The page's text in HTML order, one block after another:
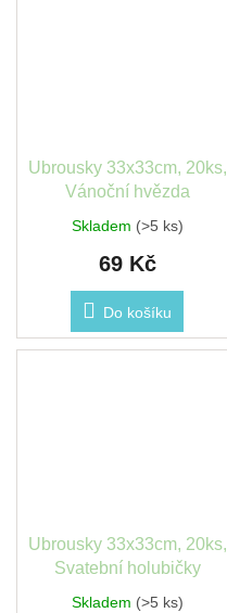
Ubrousky 33x33cm, 20ks,
Vánoční hvězda
Skladem (>5 ks)
69 Kč
Do košíku
Ubrousky 33x33cm, 20ks,
Svatební holubičky
Skladem (>5 ks)